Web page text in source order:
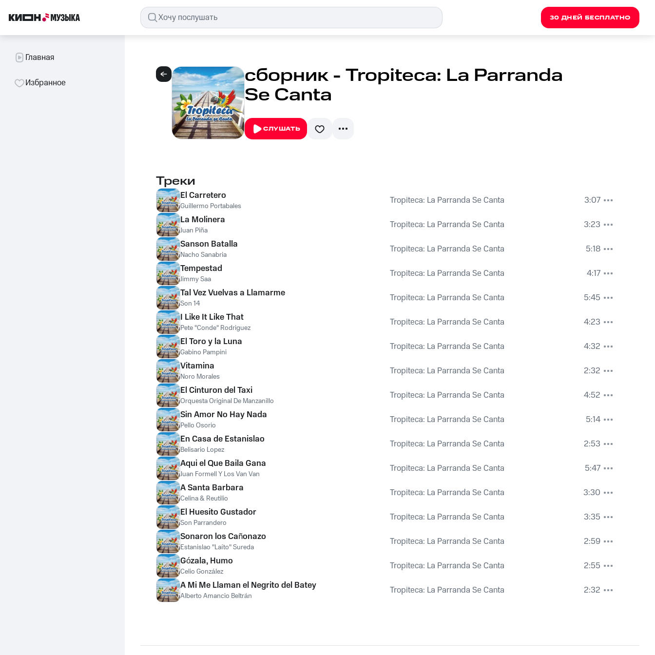
30 ДНЕЙ БЕСПЛАТНО
Главная
Избранное сборник - Tropiteca: La Parranda
Se Canta
СЛУШАТЬ
Треки
El Carretero
Guillermo Portabales Tropiteca: La Parranda Se Canta
3:07
La Molinera
Juan Piña Tropiteca: La Parranda Se Canta
3:23
Sanson Batalla
Nacho Sanabria Tropiteca: La Parranda Se Canta
5:18
Tempestad
Jimmy Saa Tropiteca: La Parranda Se Canta
4:17
Tal Vez Vuelvas a Llamarme
Son 14 Tropiteca: La Parranda Se Canta
5:45
I Like It Like That
Pete "Conde" Rodriguez Tropiteca: La Parranda Se Canta
4:23
El Toro y la Luna
Gabino Pampini Tropiteca: La Parranda Se Canta
4:32
Vitamina
Noro Morales Tropiteca: La Parranda Se Canta
2:32
El Cinturon del Taxi
Orquesta Original De Manzanillo Tropiteca: La Parranda Se Canta
4:52
Sin Amor No Hay Nada
Pello Osorio Tropiteca: La Parranda Se Canta
5:14
En Casa de Estanislao
Belisario Lopez Tropiteca: La Parranda Se Canta
2:53
Aqui el Que Baila Gana
Juan Formell Y Los Van Van Tropiteca: La Parranda Se Canta
5:47
A Santa Barbara
Celina & Reutilio Tropiteca: La Parranda Se Canta
3:30
El Huesito Gustador
Son Parrandero Tropiteca: La Parranda Se Canta
3:35
Sonaron los Cañonazo
Estanislao "Laíto" Sureda Tropiteca: La Parranda Se Canta
2:59
Gózala, Humo
Celio González Tropiteca: La Parranda Se Canta
2:55
A Mi Me Llaman el Negrito del Batey
Alberto Amancio Beltrán Tropiteca: La Parranda Se Canta 2:32